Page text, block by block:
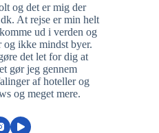
og det er mig der
At rejse er min helt
ud i verden og
og ikke mindst byer.
det let for dig at
gør jeg gennem
af hoteller og
og meget mere.